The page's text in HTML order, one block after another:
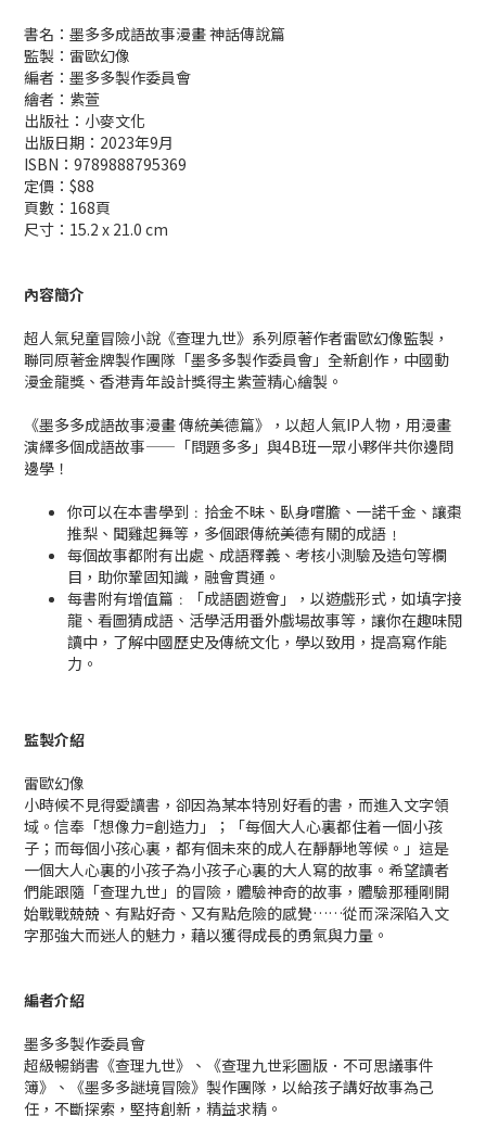
書名：墨多多成語故事漫畫 神話傳說篇
監製：雷歐幻像
編者：墨多多製作委員會
繪者：紫萱
出版社：小麥文化
出版日期：2023年9月
ISBN：9789888795369
定價：$88
頁數：168頁
尺寸：15.2 x 21.0 cm
內容簡介
超人氣兒童冒險小說《查理九世》系列原著作者雷歐幻像監製，
聯同原著金牌製作團隊「墨多多製作委員會」全新創作，中國動
漫金龍獎、香港青年設計獎得主紫萱精心繪製。
《墨多多成語故事漫畫 傳統美德篇》，以超人氣IP人物，用漫畫
演繹多個成語故事——「問題多多」與4B班一眾小夥伴共你邊問
邊學！
你可以在本書學到﹕拾金不昧、臥身嚐膽、一諾千金、讓棗
推梨、聞雞起舞等，多個跟傳統美德有關的成語﹗
每個故事都附有出處、成語釋義、考核小測驗及造句等欄
目，助你鞏固知識，融會貫通。
每書附有增值篇﹕「成語園遊會」，以遊戲形式，如填字接
龍、看圖猜成語、活學活用番外戲場故事等，讓你在趣味閱
讀中，了解中國歷史及傳統文化，學以致用，提高寫作能
力。
監製介紹
雷歐幻像
小時候不見得愛讀書，卻因為某本特別好看的書，而進入文字領
域。信奉「想像力=創造力」；「每個大人心裏都住着一個小孩
子；而每個小孩心裏，都有個未來的成人在靜靜地等候。」這是
一個大人心裏的小孩子為小孩子心裏的大人寫的故事。希望讀者
們能跟隨「查理九世」的冒險，體驗神奇的故事，體驗那種剛開
始戰戰兢兢、有點好奇、又有點危險的感覺……從而深深陷入文
字那強大而迷人的魅力，藉以獲得成長的勇氣與力量。
編者介紹
墨多多製作委員會
超級暢銷書《查理九世》、《查理九世彩圖版．不可思議事件
簿》、《墨多多謎境冒險》製作團隊，以給孩子講好故事為己
任，不斷探索，堅持創新，精益求精。